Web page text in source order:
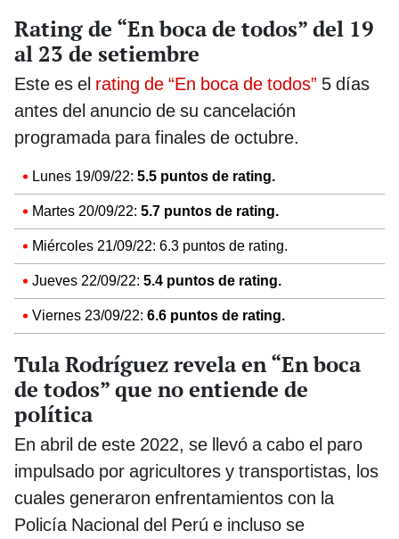
Rating de “En boca de todos” del 19
al 23 de setiembre
Este es el rating de “En boca de todos” 5 días
antes del anuncio de su cancelación
programada para finales de octubre.
Lunes 19/09/22: 5.5 puntos de rating.
Martes 20/09/22: 5.7 puntos de rating.
Miércoles 21/09/22: 6.3 puntos de rating.
Jueves 22/09/22: 5.4 puntos de rating.
Viernes 23/09/22: 6.6 puntos de rating.
Tula Rodríguez revela en “En boca
de todos” que no entiende de
política
En abril de este 2022, se llevó a cabo el paro
impulsado por agricultores y transportistas, los
cuales generaron enfrentamientos con la
Policía Nacional del Perú e incluso se